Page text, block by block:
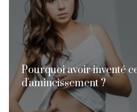
Pourquoi avoir inventé
d'amincissement ?